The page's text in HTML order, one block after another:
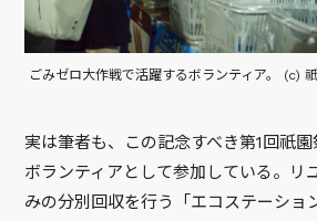
ごみゼロ大作戦で活躍するボランティア。 (c)
実は筆者も、この記念すべき第1回祇
ボランティアとして参加している。リ
みの分別回収を行う「エコステーショ